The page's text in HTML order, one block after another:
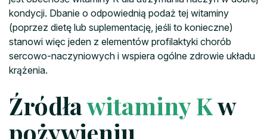
kondycji. Dbanie o odpowiednią podaż tej witaminy
(poprzez dietę lub suplementację, jeśli to konieczne)
stanowi więc jeden z elementów profilaktyki chorób
sercowo-naczyniowych i wspiera ogólne zdrowie układu
krążenia.
Źródławitaminy Kw
pożywieniu